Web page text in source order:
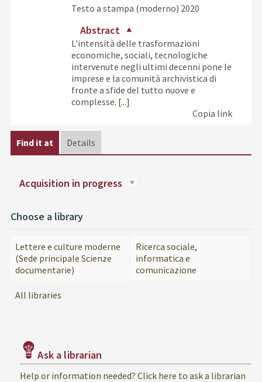
Copia link
Testo a stampa (moderno) 2020
Abstract
L'intensità delle trasformazioni
economiche, sociali, tecnologiche
intervenute negli ultimi decenni pone le
imprese e la comunità archivistica di
fronte a sfide del tutto nuove e
complesse. [...]
Find it at Details
Acquisition in progress
Choose a library
Lettere e culture moderne
(Sede principale Scienze
documentarie)
Ricerca sociale,
informatica e
comunicazione
All libraries
Ask a librarian
Help or information needed? Click here to ask a librarian